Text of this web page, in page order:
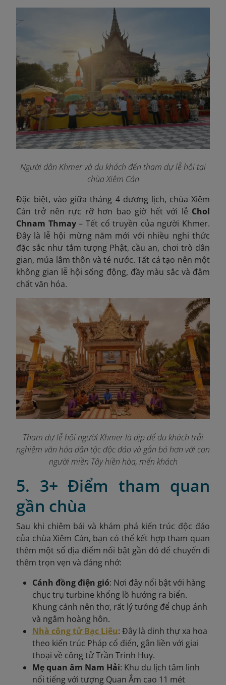
Người dân Khmer và du khách đến tham dự lễ hội tại
chùa Xiêm Cán
Đặc biệt, vào giữa tháng 4 dương lịch, chùa Xiêm
Cán trở nên rực rỡ hơn bao giờ hết với lễ Chol
Chnam Thmay– Tết cổ truyền của người Khmer.
Đây là lễ hội mừng năm mới với nhiều nghi thức
đặc sắc như tắm tượng Phật, cầu an, chơi trò dân
gian, múa lâm thôn và té nước. Tất cả tạo nên một
không gian lễ hội sống động, đầy màu sắc và đậm
chất văn hóa.
Tham dự lễ hội người Khmer là dịp để du khách trải
nghiệm văn hóa dân tộc độc đáo và gắn bó hơn với con
người miền Tây hiền hòa, mến khách
5. 3+ Điểm tham quan
gần chùa
Sau khi chiêm bái và khám phá kiến trúc độc đáo
của chùa Xiêm Cán, bạn có thể kết hợp tham quan
thêm một số địa điểm nổi bật gần đó để chuyến đi
thêm trọn vẹn và đáng nhớ:
Cánh đồng điện gió: Nơi đây nổi bật với hàng
chục trụ turbine khổng lồ hướng ra biển.
Khung cảnh nên thơ, rất lý tưởng để chụp ảnh
và ngắm hoàng hôn.
Nhà công tử Bạc Liêu: Đây là dinh thự xa hoa
theo kiến trúc Pháp cổ điển, gắn liền với giai
thoại về công tử Trần Trinh Huy.
Mẹ quan âm Nam Hải: Khu du lịch tâm linh
nổi tiếng với tượng Quan Âm cao 11 mét